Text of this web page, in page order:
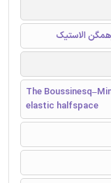
الاستیک
The
elastic halfspace